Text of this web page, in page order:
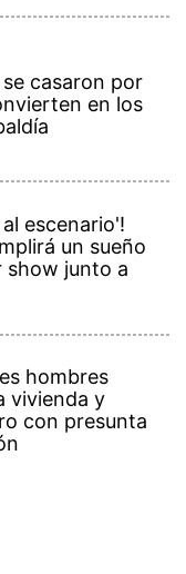
casaron por
en los
al escenario'!
un sueño
show junto a
hombres
vivienda y
con presunta